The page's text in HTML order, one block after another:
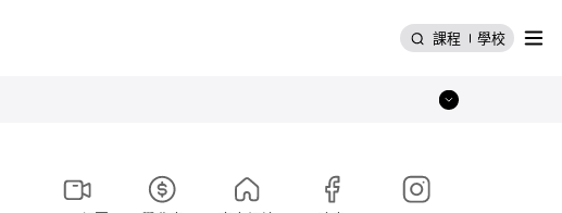
課程 學校